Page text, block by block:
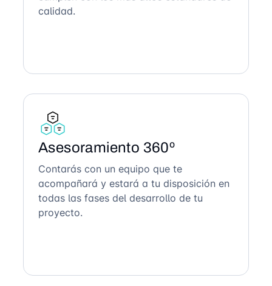
calidad.
Asesoramiento 360º
Contarás con un equipo que te
acompañará y estará a tu disposición en
todas las fases del desarrollo de tu
proyecto.